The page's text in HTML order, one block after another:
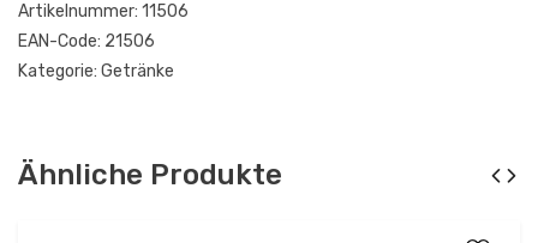
Artikelnummer: 11506
EAN-Code: 21506
Kategorie: Getränke
Ähnliche Produkte